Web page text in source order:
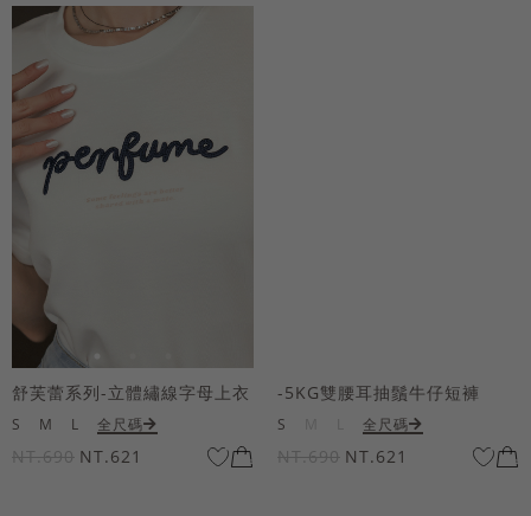
舒芙蕾系列-立體繡線字母上衣
S M L 全尺碼
NT.690 NT.621
-5KG雙腰耳抽鬚牛仔短褲
S 全尺碼
NT.690 NT.621